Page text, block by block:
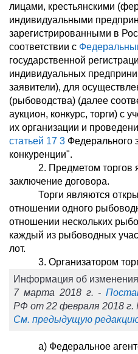
лицами, крестьянскими
индивидуальными
зарегистрированными в
соответствии с
государственной
индивидуальных
заявители), для
(рыбоводства) (далее
аукцион, конкурс, торги) с
их организации и
статьей 17 3 Федерального
конкуренции".
2. Предметом торгов
заключение договора.
Торги являются
отношении одного
отношении нескольких
каждый из рыбоводных
лот.
3. Организатором
Информация об
7 марта 2018 г. -
РФ от 22 февраля 2018
См. предыдущую
а) Федеральное